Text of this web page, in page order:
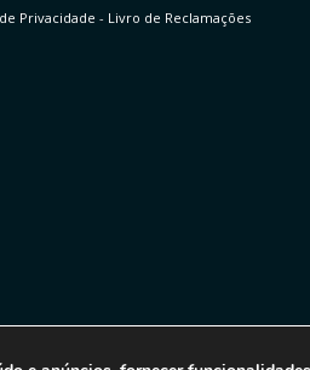
Privacidade - Livro de Reclamações